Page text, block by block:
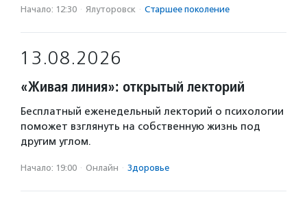
Начало: 12:30 · Ялуторовск · Старшее поколение
13.08.2026
«Живая линия»: открытый лекторий
Бесплатный еженедельный лекторий о психологии
поможет взглянуть на собственную жизнь под
другим углом.
Начало: 19:00 · Онлайн · Здоровье